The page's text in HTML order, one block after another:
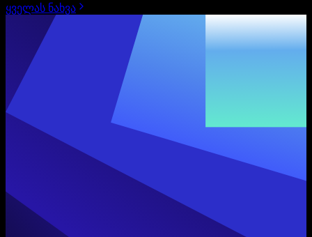
ყველას ნახვა